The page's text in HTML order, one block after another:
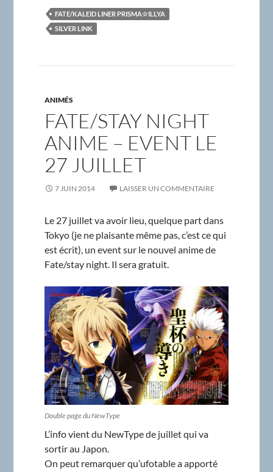
FATE/KALEID LINER PRISMA☆ILLYA
SILVER LINK
ANIMÉS
FATE/STAY NIGHT
ANIME – EVENT LE
27 JUILLET
7 JUIN 2014 LAISSER UN COMMENTAIRE
Le 27 juillet va avoir lieu, quelque part dans
Tokyo (je ne plaisante même pas, c’est ce qui
est écrit), un event sur le nouvel anime de
Fate/stay night. Il sera gratuit.
Double page du NewType
L’info vient du NewType de juillet qui va
sortir au Japon.
On peut remarquer qu’ufotable a apporté